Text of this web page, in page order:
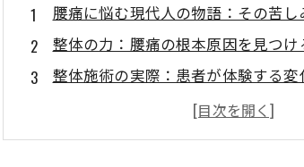
腰痛に悩む現代人の物語：その苦し
整体の力：腰痛の根本原因を見つけ
整体施術の実際：患者が体験する変
自宅でできる腰痛改善ストレッチ：
整体と生活改善で腰痛を克服する成